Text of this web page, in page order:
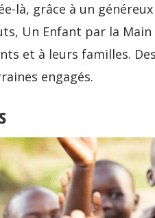
là, grâce à un
Un Enfant par la
et à leurs familles.
engagés.